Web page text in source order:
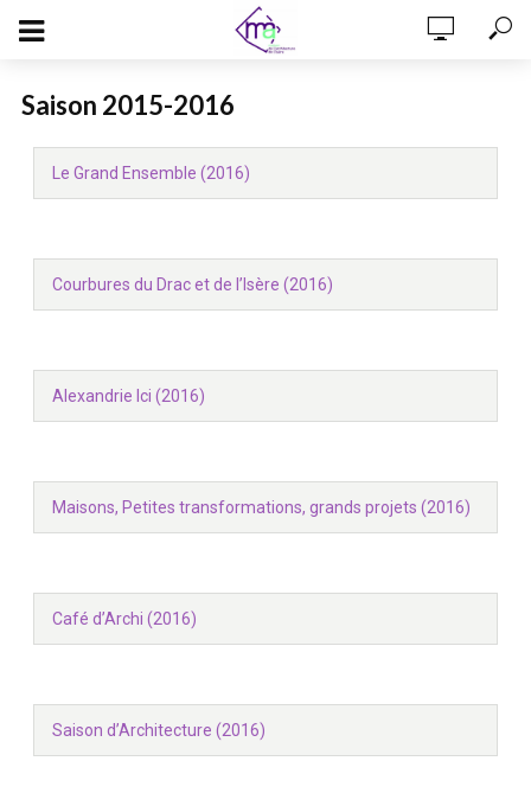
Saison 2015-2016
Le Grand Ensemble (2016)
Courbures du Drac et de l’Isère (2016)
Alexandrie Ici (2016)
Maisons, Petites transformations, grands projets (2016)
Café d’Archi (2016)
Saison d’Architecture (2016)